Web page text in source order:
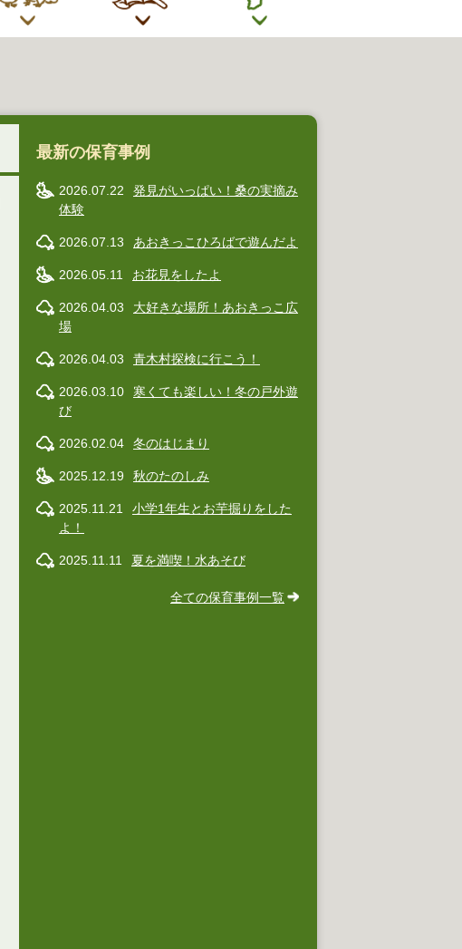
最新の保育事例
2026.07.22
発見がいっぱい！桑の実摘み
体験
2026.07.13 あおきっこひろばで遊んだよ
2026.05.11 お花見をしたよ
2026.04.03
大好きな場所！あおきっこ広
場
2026.04.03 青木村探検に行こう！
2026.03.10
寒くても楽しい！冬の戸外遊
び
2026.02.04 冬のはじまり
2025.12.19 秋のたのしみ
2025.11.21
小学1年生とお芋掘りをした
よ！
2025.11.11 夏を満喫！水あそび
全ての保育事例一覧